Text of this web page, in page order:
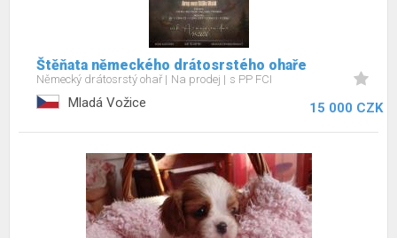
Štěňata německého drátosrstého ohaře
Německý drátosrstý ohař Na prodej s PP FCI
Mladá Vožice 15 000 CZK